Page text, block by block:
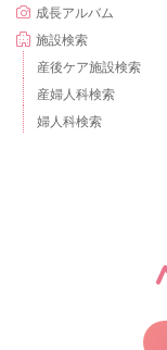
成長アルバム
施設検索
産後ケア施設検索
産婦人科検索
婦人科検索